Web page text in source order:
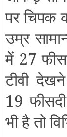
पर चिपक
उम्र
में 27
टीवी
19
भी है तो